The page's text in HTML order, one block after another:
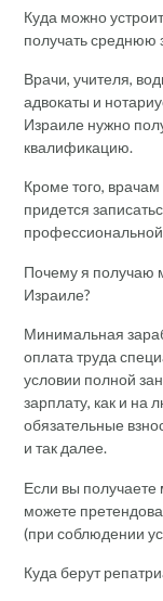
Куда можно
получать среднюю
Врачи, учителя,
адвокаты и
Израиле нужно
квалификацию.
Кроме того,
придется
профессиональной
Почему я получаю
Израиле?
Минимальная
оплата труда
условии полной
зарплату, как и на
обязательные
и так далее.
Если вы
можете
(при соблюдении
Куда берут